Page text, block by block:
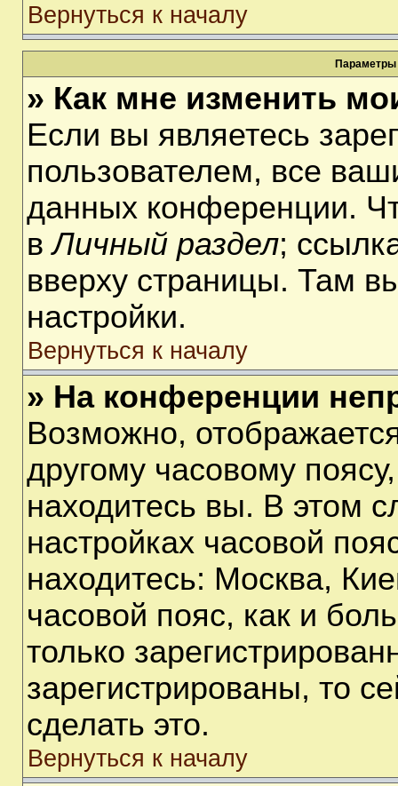
Вернуться к началу
Параметры
» Как мне изменить
Если вы являетесь
пользователем, все
данных конференции.
вЛичный раздел;
вверху страницы. Там
настройки.
Вернуться к началу
» На конференции
Возможно,
другому часовому
находитесь вы. В этом
настройках часовой
находитесь: Москва,
часовой пояс, как и
только
зарегистрированы, то
сделать это.
Вернуться к началу